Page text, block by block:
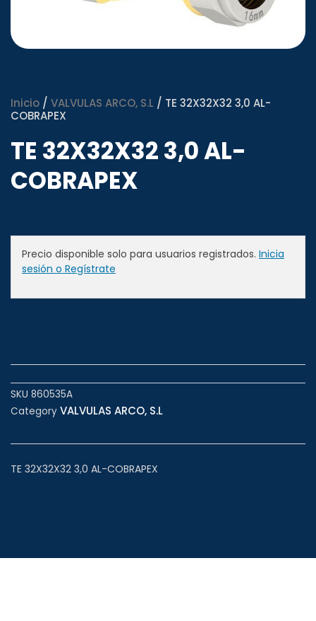
Inicio / VALVULAS ARCO, S.L / TE 32X32X32 3,0 AL-
COBRAPEX
TE 32X32X32 3,0 AL-
COBRAPEX
Precio disponible solo para usuarios registrados. Inicia
sesión o Regístrate
SKU 860535A
Category VALVULAS ARCO, S.L
TE 32X32X32 3,0 AL-COBRAPEX